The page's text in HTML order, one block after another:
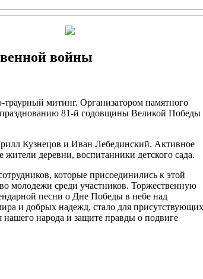
войны
траурный митинг. Организатором памятного
81-й годовщины Великой Победы
Кузнецов и Иван Лебединский. Активное
деревни, воспитанники детского сада.
которые присоединились к этой
молодежи среди участников. Торжественную
песни о Дне Победы в небе над
и добрых надежд, стало для присутствующих
народа и защите правды о подвиге